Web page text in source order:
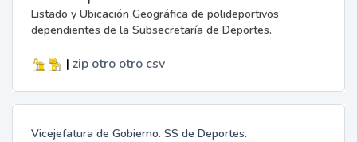
Listado y Ubicación Geográfica de polideportivos
dependientes de la Subsecretaría de Deportes.
| zip otro otro csv
Vicejefatura de Gobierno. SS de Deportes.